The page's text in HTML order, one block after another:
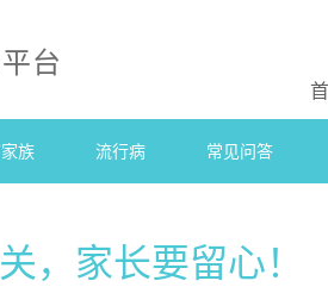
台
族 流行病 常见问答
，家长要留心！